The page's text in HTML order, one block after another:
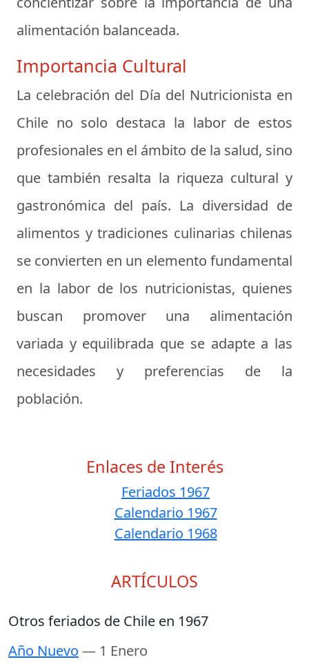
alimentación balanceada.
Importancia Cultural
La celebración del Día del Nutricionista en
Chile no solo destaca la labor de estos
profesionales en el ámbito de la salud, sino
que también resalta la riqueza cultural y
gastronómica del país. La diversidad de
alimentos y tradiciones culinarias chilenas
se convierten en un elemento fundamental
en la labor de los nutricionistas, quienes
buscan promover una alimentación
variada y equilibrada que se adapte a las
necesidades y preferencias de la
población.
Enlaces de Interés
Feriados 1967
Calendario 1967
Calendario 1968
ARTÍCULOS
Otros feriados de Chile en 1967
Año Nuevo — 1 Enero